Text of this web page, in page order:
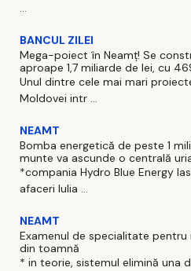
...
BANCUL ZILEI
Mega-poiect în Neamț! Se
aproape 1,7 miliarde de lei, cu
Unul dintre cele mai mari
Moldovei intr ...
NEAMT
Bomba energetică de peste 1
munte va ascunde o centrală
*compania Hydro Blue Energy
afaceri Iulia ...
NEAMT
Examenul de specialitate
din toamnă
* in teorie, sistemul elimină una